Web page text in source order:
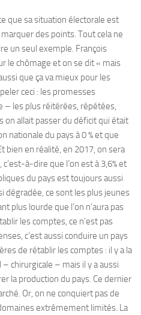
que sa situation électorale est
des points. Tout cela ne
un seul exemple. François
le chômage et on se dit « mais
que ça va mieux pour les
ceci : les promesses
– les plus réitérées, répétées,
on allait passer du déficit qui était
nationale du pays à 0 % et que
bien en réalité, en 2017, on sera
à-dire que l’on est à 3,6% et
du pays est toujours aussi
dégradée, ce sont les plus jeunes
plus lourde que l’on n’aura pas
les comptes, ce n’est pas
c’est aussi conduire un pays
de rétablir les comptes : il y a la
chirurgicale – mais il y a aussi
la production du pays. Ce dernier
Or, on ne conquiert pas de
extrêmement limités. La